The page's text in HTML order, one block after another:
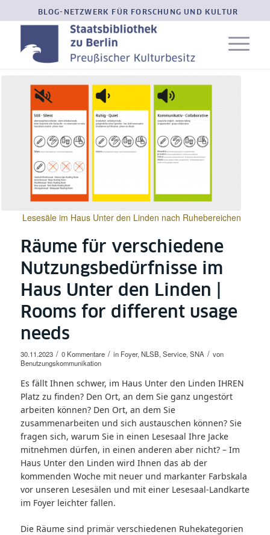
BLOG-NETZWERK FÜR FORSCHUNG UND KULTUR
Lesesäle im Haus Unter den Linden nach Ruhebereichen
Räume für verschiedene
Nutzungsbedürfnisse im
Haus Unter den Linden |
Rooms for different usage
needs
30.11.2023 / 0 Kommentare / in Foyer, NLSB, Service, SNA / von
Benutzungskommunikation
Es fällt Ihnen schwer, im Haus Unter den Linden IHREN
Platz zu finden? Den Ort, an dem Sie ganz ungestört
arbeiten können? Den Ort, an dem Sie
zusammenarbeiten und sich austauschen können? Sie
fragen sich, warum Sie in einen Lesesaal Ihre Jacke
mitnehmen dürfen, in einen anderen aber nicht? – Im
Haus Unter den Linden wird Ihnen das ab der
kommenden Woche mit neuer und markanter Farbskala
vor unseren Lesesälen und mit einer Lesesaal-Landkarte
im Foyer leichter fallen.
Die Räume sind primär verschiedenen Ruhekategorien